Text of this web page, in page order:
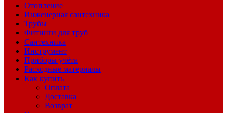
Отопление
Инженерная сантехника
Трубы
Фитинги для труб
Сантехника
Инструмент
Приборы учёта
Расходные материалы
Как купить
Оплата
Доставка
Возврат